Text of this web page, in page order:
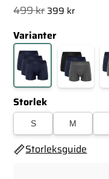
4.71av 5
baserat på
499krDet
priset
var:
499 kr.
399 kr
är:
399 kr.
Varianter
Storlek
S M
Storleksguide